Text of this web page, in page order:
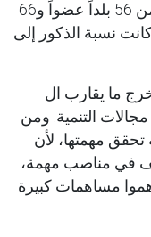
لأكثر من 19,491 طالباً وطالبةً وباحثاً من 56 بلداً عضواً و66
نسبة الذكور إلى
ما يقارب ال
مجالات التنمية. ومن
تحقق مهمتها، لأن
في مناصب مهمة،
مساهمات كبيرة